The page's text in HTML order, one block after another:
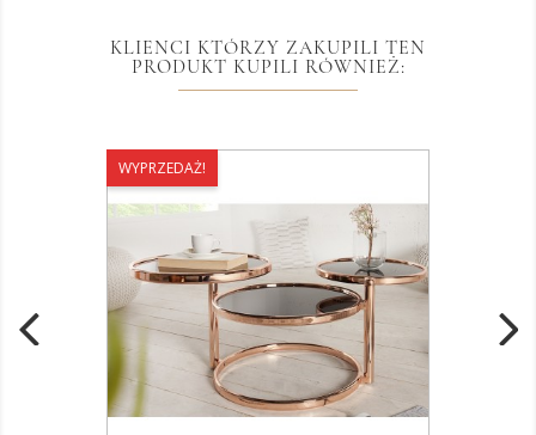
KLIENCI KTÓRZY ZAKUPILI TEN
PRODUKT KUPILI RÓWNIEŻ:
WYPRZEDAŻ!